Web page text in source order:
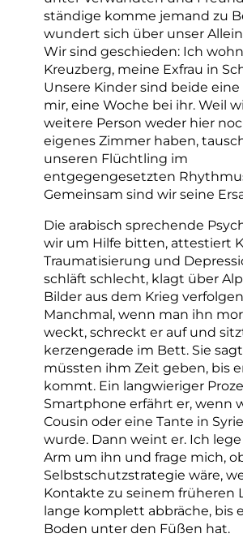
ständige komme jemand zu
wundert sich über unser
Wir sind geschieden: Ich
Kreuzberg, meine Exfrau in
Unsere Kinder sind beide
mir, eine Woche bei ihr. Weil
weitere Person weder hier
eigenes Zimmer haben,
unseren Flüchtling im
entgegengesetzten
Gemeinsam sind wir seine
Die arabisch sprechende
wir um Hilfe bitten, attestiert
Traumatisierung und
schläft schlecht, klagt über
Bilder aus dem Krieg
Manchmal, wenn man ihn
weckt, schreckt er auf und
kerzengerade im Bett. Sie
müssten ihm Zeit geben, bis
kommt. Ein langwieriger
Smartphone erfährt er, wenn
Cousin oder eine Tante in
wurde. Dann weint er. Ich
Arm um ihn und frage mich,
Selbstschutzstrategie wäre,
Kontakte zu seinem früheren
lange komplett abbräche, bis
Boden unter den Füßen hat.